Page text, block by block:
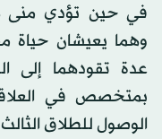
ويؤدي هنيدي من
في حين تؤدي منى
وهما يعيشان حياة
عدة تقودهما إلى
بمتخصص في